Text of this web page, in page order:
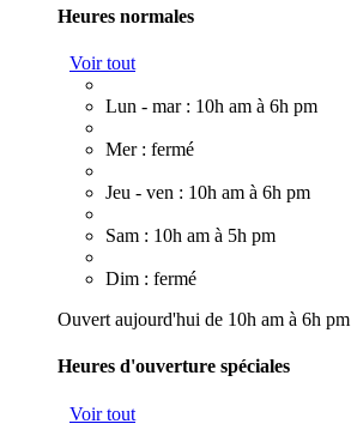
Heures normales
Voir tout
Lun - mar : 10h am à 6h pm
Mer : fermé
Jeu - ven : 10h am à 6h pm
Sam : 10h am à 5h pm
Dim : fermé
Ouvert aujourd'hui de 10h am à 6h pm
Heures d'ouverture spéciales
Voir tout